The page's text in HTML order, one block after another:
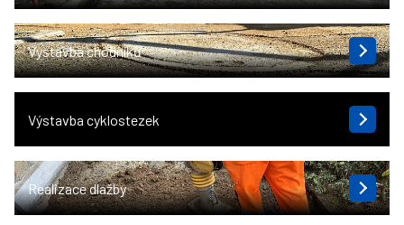
Výstavba chodníků
Výstavba cyklostezek
Realizace dlažby